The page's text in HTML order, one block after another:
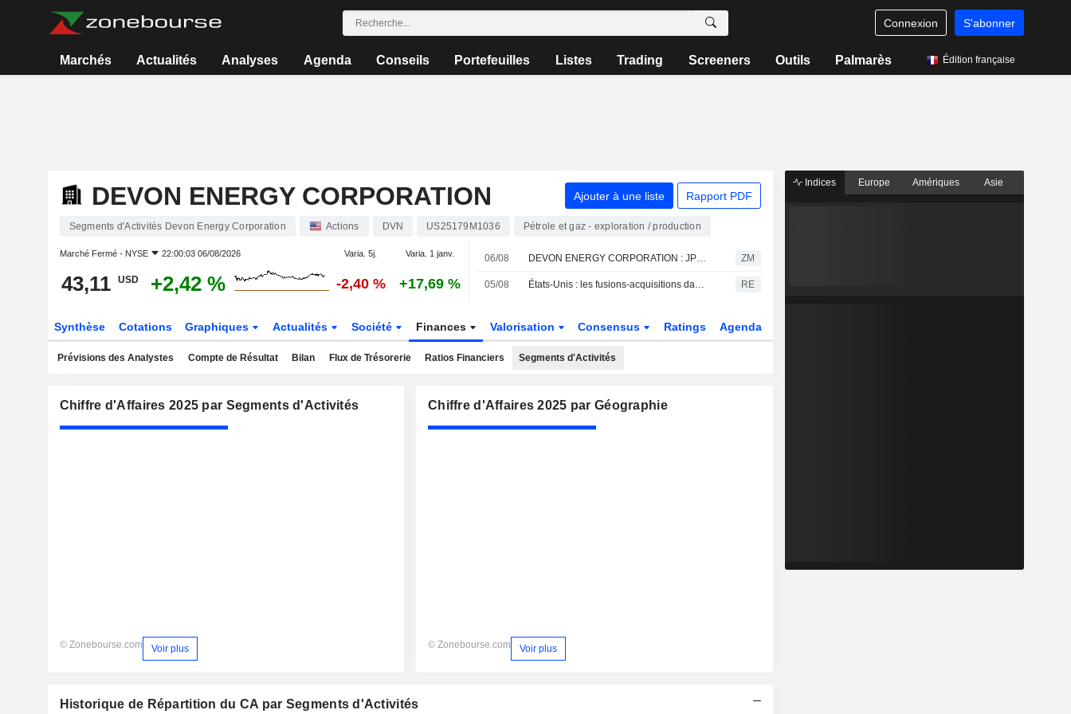
Connexion S'abonner
Marchés Actualités Analyses Agenda Conseils Portefeuilles Listes Trading Screeners Outils Palmarès Édition française
DEVON ENERGY CORPORATION Ajouter à une liste Rapport PDF
Segments d'Activités Devon Energy Corporation Actions DVN US25179M1036 Pétrole et gaz - exploration / production
Marché Fermé - NYSE 22:00:03 06/08/2026 Varia. 5j. Varia. 1 janv.
43,11 USD +2,42 % -2,40 % +17,69 %
06/08 DEVON ENERGY CORPORATION : JPMorgan Chase toujours neutre sur le dossier ZM
05/08 États-Unis : les fusions-acquisitions dans l'amont pétrolier et gazier plongent au deuxième trimestre face à la volatilité RE
Synthèse Cotations Graphiques Actualités Société Finances Valorisation Consensus Ratings Agenda
Prévisions des Analystes Compte de Résultat Bilan Flux de Trésorerie Ratios Financiers Segments d'Activités
Chiffre d'Affaires 2025 par Segments d'Activités
© Zonebourse.com Voir plus
Chiffre d'Affaires 2025 par Géographie
© Zonebourse.com Voir plus
Historique de Répartition du CA par Segments d'Activités
Indices Europe Amériques Asie